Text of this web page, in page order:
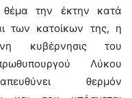
την έκτην κατά
των κατοίκων της, η
κυβέρνησις του
Λύκου
θερμόν